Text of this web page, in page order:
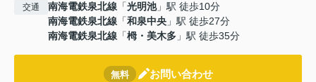
交通 南海電鉄泉北線 「光明池」駅 徒歩10分
南海電鉄泉北線 「和泉中央 」駅 徒歩27分
南海電鉄泉北線 「栂・美木多 」駅 徒歩35分
無料 お問い合わせ